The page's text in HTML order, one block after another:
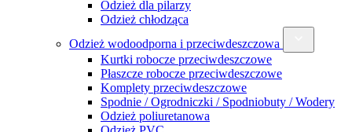
Odzież dla pilarzy
Odzież chłodząca
Odzież wodoodporna i przeciwdeszczowa
Kurtki robocze przeciwdeszczowe
Płaszcze robocze przeciwdeszczowe
Komplety przeciwdeszczowe
Spodnie / Ogrodniczki / Spodniobuty / Wodery
Odzież poliuretanowa